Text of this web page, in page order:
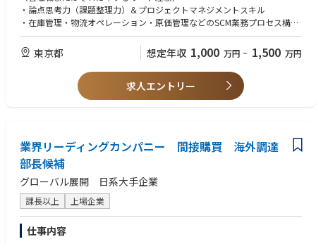
① 国内向け販売事業におけるSCMオペレーションの統括
・小売事業における在庫管理体系の構築・統括（需要予測・発注含む）
・決算期に応じた棚卸・在庫締め処理・原価管理プロセスの構築・統括
② M&Aブランドのサプライチェーン統合
・M&A実行後の実地棚卸、在庫回転期間や原価の再集計の統括
・対象ブランドの購買〜配送フローの把握・標準化
③ サプライチェーン最適化の企画・プロジェクト推進
・マニュアルオペレーションからシステマチックな業務プロセスへの構造
改革の企画・推進
・既存の在庫・原価管理システムからの脱却を見据えた、WMS（倉庫管理
システム）の選定・導入・リプレイスの主導
・経理・会計部門と連携した原価・棚卸資産管理の精緻化・早期化
・新たな物流拠点やチャネルの立ち上げ
・論点思考力（課題整理力）＆プロジェクトマネジメントスキル
・在庫管理・物流オペレーション・原価管理などのSCM業務プロセス構
築・改善をリードした経験
【歓迎】
・サプライチェーンの基盤構築に関わった経験（WMS等倉庫管理システム
の導入・リプレイスを主導した経験）
・経理・会計側の理解を持ち、事業部門と管理部門を横断する調整ができ
・基幹システムを用いた精緻な在庫・原価管理経験
・SQL・Python・GASなどを用いた高度なデータ処理・集計スキル
・生成AIなどのテクノロジーを活用した業務革新・自動化実績
東京都 想定年収 1,000 万円 ~ 1,500 万円
求人エントリー
業界リーディングカンパニー 間接購買 海外調達
部長候補
グローバル展開 日系大手企業
課長以上 上場企業
仕事内容